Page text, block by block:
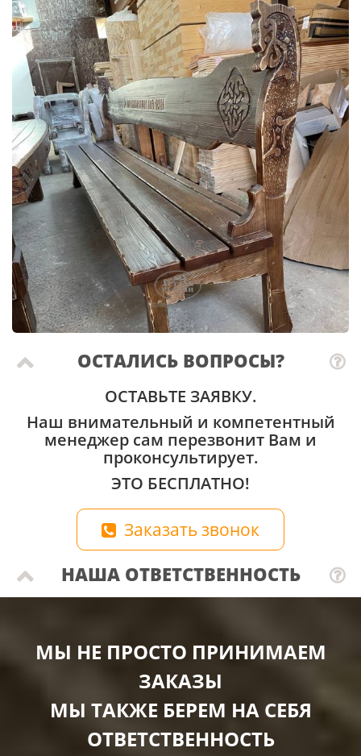
ОСТАЛИСЬ ВОПРОСЫ?
ОСТАВЬТЕ ЗАЯВКУ.
Наш внимательный и компетентный
менеджер сам перезвонит Вам и
проконсультирует.
ЭТО БЕСПЛАТНО!
Заказать звонок
НАША ОТВЕТСТВЕННОСТЬ
МЫ НЕ ПРОСТО ПРИНИМАЕМ
ЗАКАЗЫ
МЫ ТАКЖЕ БЕРЕМ НА СЕБЯ
ОТВЕТСТВЕННОСТЬ